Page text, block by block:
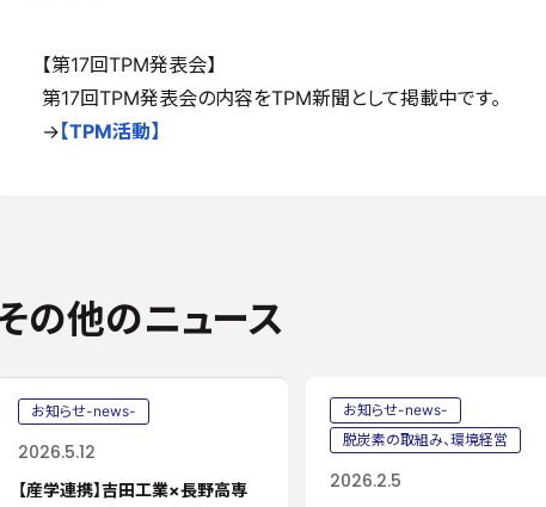
【第17回TPM発表会】
第17回TPM発表会の内容をTPM新聞として掲載中です。
→ 【TPM活動】
の他のニュース
お知らせ-news-
2026.5.12
【産学連携】吉田工業×長野高専
お知らせ-news-
脱炭素の取組み、環境経営
2026.2.5